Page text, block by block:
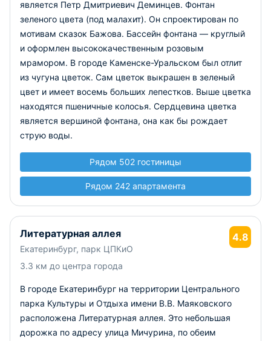
является Петр Дмитриевич Деминцев. Фонтан
зеленого цвета (под малахит). Он спроектирован по
мотивам сказок Бажова. Бассейн фонтана — круглый
и оформлен высококачественным розовым
мрамором. В городе Каменске-Уральском был отлит
из чугуна цветок. Сам цветок выкрашен в зеленый
цвет и имеет восемь больших лепестков. Выше цветка
находятся пшеничные колосья. Сердцевина цветка
является вершиной фонтана, она как бы рождает
струю воды.
Рядом 502 гостиницы
Рядом 242 апартамента
Литературная аллея
Екатеринбург, парк ЦПКиО
3.3 км до центра города
4.8
В городе Екатеринбург на территории Центрального
парка Культуры и Отдыха имени В.В. Маяковского
расположена Литературная аллея. Это небольшая
дорожка по адресу улица Мичурина, по обеим